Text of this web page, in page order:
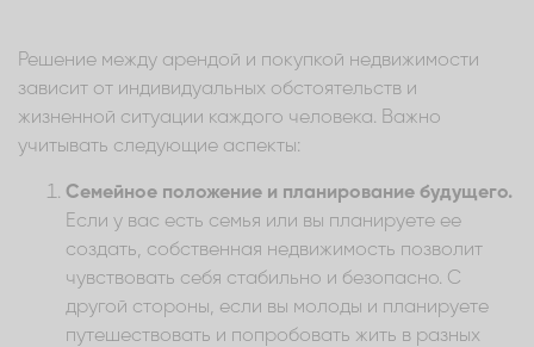
Решение между арендой и покупкой недвижимости
зависит от индивидуальных обстоятельств и
жизненной ситуации каждого человека. Важно
учитывать следующие аспекты:
Семейное положение и планирование будущего.
Если у вас есть семья или вы планируете ее
создать, собственная недвижимость позволит
чувствовать себя стабильно и безопасно. С
другой стороны, если вы молоды и планируете
путешествовать и попробовать жить в разных